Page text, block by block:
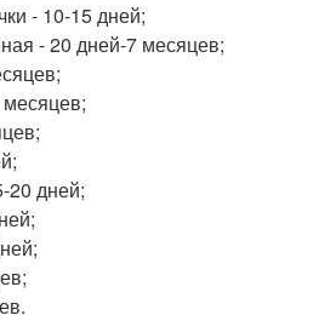
- 10-15 дней;
- 20 дней-7 месяцев;
20 дней;